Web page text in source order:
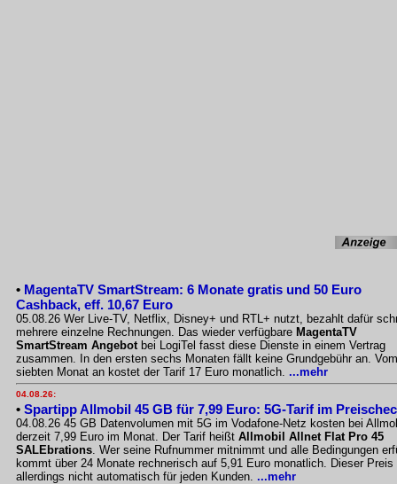
• MagentaTV SmartStream: 6 Monate gratis und 50 Euro
Cashback, eff. 10,67 Euro
05.08.26 Wer Live-TV, Netflix, Disney+ und RTL+ nutzt, bezahlt dafür
mehrere einzelne Rechnungen. Das wieder verfügbare MagentaTV
SmartStream Angebotbei LogiTel fasst diese Dienste in einem Vertrag
zusammen. In den ersten sechs Monaten fällt keine Grundgebühr an. Vom
siebten Monat an kostet der Tarif 17 Euro monatlich. ...mehr
04.08.26:
• Spartipp Allmobil 45 GB für 7,99 Euro: 5G-Tarif im
04.08.26 45 GB Datenvolumen mit 5G im Vodafone-Netz kosten bei
derzeit 7,99 Euro im Monat. Der Tarif heißt Allmobil Allnet Flat Pro 45
SALEbrations. Wer seine Rufnummer mitnimmt und alle Bedingungen
kommt über 24 Monate rechnerisch auf 5,91 Euro monatlich. Dieser Preis
allerdings nicht automatisch für jeden Kunden. ...mehr